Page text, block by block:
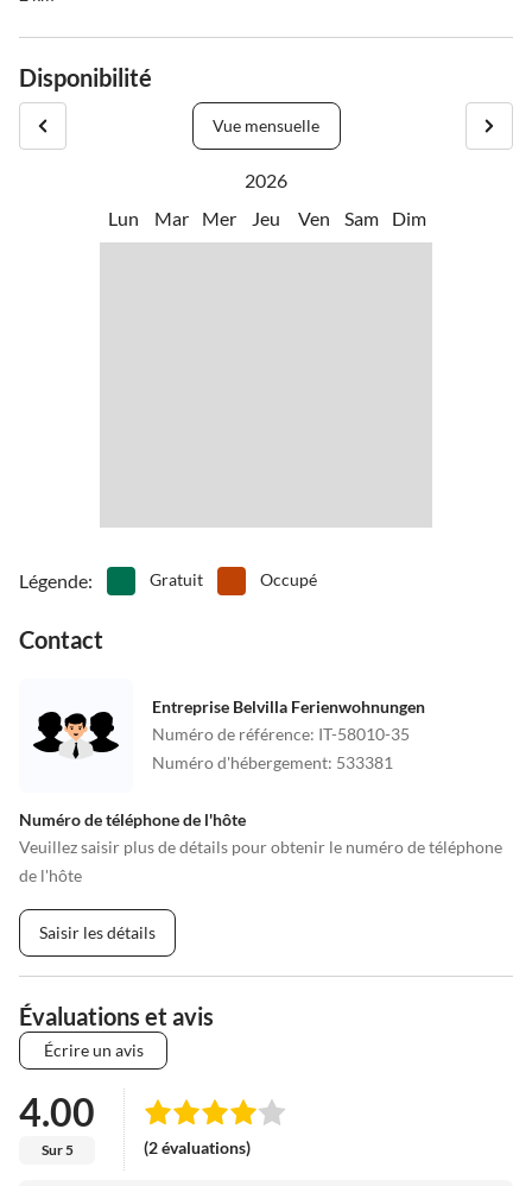
Disponibilité
Vue mensuelle
2026
Lun
Mar Mer Jeu Ven Sam Dim
Légende: Gratuit Occupé
Contact
Entreprise Belvilla Ferienwohnungen
Numéro de référence: IT-58010-35
Numéro d'hébergement: 533381
Numéro de téléphone de l'hôte
Veuillez saisir plus de détails pour obtenir le numéro de téléphone
de l'hôte
Saisir les détails
Évaluations et avis
Écrire un avis
4.00
Sur 5 (2 évaluations)